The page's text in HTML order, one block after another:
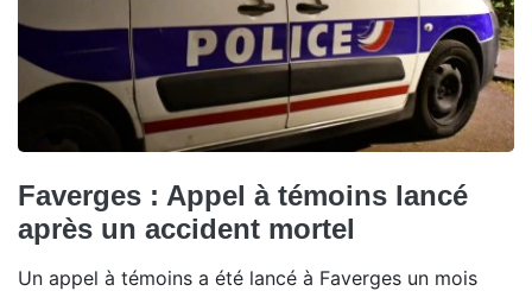
Faverges : Appel à témoins lancé
après un accident mortel
Un appel à témoins a été lancé à Faverges un mois